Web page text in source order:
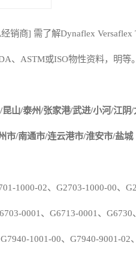
销商] 需了解Dynaflex Versaflex
、 ASTM或ISO物性资料，明等
/昆山/泰州/张家港/武进/小河/江阴/
市/南通市/连云港市/淮安市/盐城
1000-02、 G2703-1000-00、
0001 、 G6713-0001 、 G6730、
G7940-1001-00、 G7940-9001-02、